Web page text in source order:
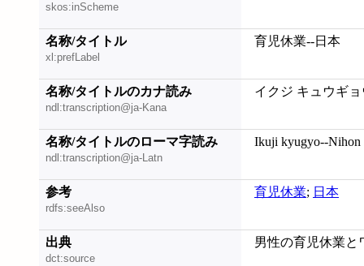
skos:inScheme
名称/タイトル
xl:prefLabel
育児休業--日本
名称/タイトルのカナ読み
ndl:transcription@ja-Kana
イクジ キュウギ
名称/タイトルのローマ字読み
ndl:transcription@ja-Latn
Ikuji kyugyo--Nihon
参考
rdfs:seeAlso
育児休業; 日本
出典
dct:source
男性の育児休業と